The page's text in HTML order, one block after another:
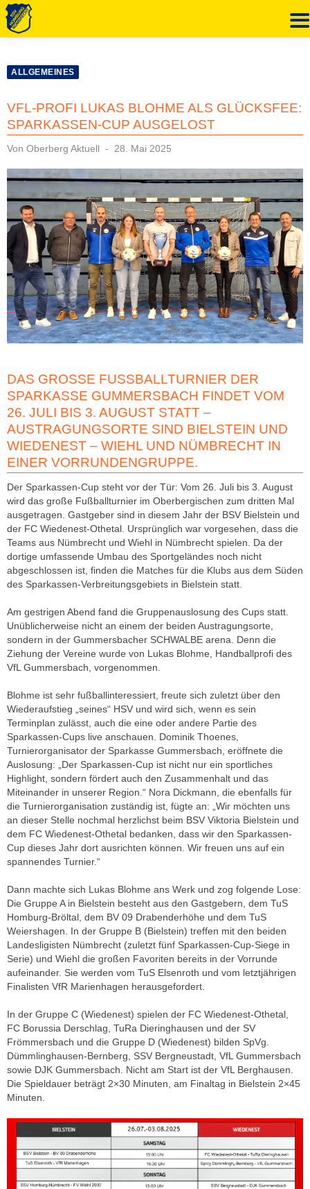
Inhalt
ALLGEMEINES
VFL-PROFI LUKAS BLOHME ALS GLÜCKSFEE:
SPARKASSEN-CUP AUSGELOST
Von Oberberg Aktuell
Veröffentlicht
28. Mai 2025
DAS GROSSE FUSSBALLTURNIER DER SP
ARKASSE GUMMERSBACH FINDET VOM 26
. JULI BIS 3. AUGUST STATT – AU
STRAGUNGSORTE SIND BIELSTEIN UND WI
EDENEST – WIEHL UND NÜMBRECHT IN EI
NER VORRUNDENGRUPPE.
Der Sparkassen-Cup steht vor der Tür: Vom 26. Juli bis 3. August
wird das große Fußballturnier im Oberbergischen zum dritten Mal
ausgetragen. Gastgeber sind in diesem Jahr der BSV Bielstein und
der FC Wiedenest-Othetal. Ursprünglich war vorgesehen, dass die
Teams aus Nümbrecht und Wiehl in Nümbrecht spielen. Da der
dortige umfassende Umbau des Sportgeländes noch nicht
abgeschlossen ist, finden die Matches für die Klubs aus dem Süden
des Sparkassen-Verbreitungsgebiets in Bielstein statt.
Am gestrigen Abend fand die Gruppenauslosung des Cups statt.
Unüblicherweise nicht an einem der beiden Austragungsorte,
sondern in der Gummersbacher SCHWALBE arena. Denn die
Ziehung der Vereine wurde von Lukas Blohme, Handballprofi des
VfL Gummersbach, vorgenommen.
Blohme ist sehr fußballinteressiert, freute sich zuletzt über den
Wiederaufstieg „seines“ HSV und wird sich, wenn es sein
Terminplan zulässt, auch die eine oder andere Partie des
Sparkassen-Cups live anschauen. Dominik Thoenes,
Turnierorganisator der Sparkasse Gummersbach, eröffnete die
Auslosung: „Der Sparkassen-Cup ist nicht nur ein sportliches
Highlight, sondern fördert auch den Zusammenhalt und das
Miteinander in unserer Region.“ Nora Dickmann, die ebenfalls für
die Turnierorganisation zuständig ist, fügte an: „Wir möchten uns
an dieser Stelle nochmal herzlichst beim BSV Viktoria Bielstein und
dem FC Wiedenest-Othetal bedanken, dass wir den Sparkassen-
Cup dieses Jahr dort ausrichten können. Wir freuen uns auf ein
spannendes Turnier.“
Dann machte sich Lukas Blohme ans Werk und zog folgende Lose:
Die Gruppe A in Bielstein besteht aus den Gastgebern, dem TuS
Homburg-Bröltal, dem BV 09 Drabenderhöhe und dem TuS
Weiershagen. In der Gruppe B (Bielstein) treffen mit den beiden
Landesligisten Nümbrecht (zuletzt fünf Sparkassen-Cup-Siege in
Serie) und Wiehl die großen Favoriten bereits in der Vorrunde
aufeinander. Sie werden vom TuS Elsenroth und vom letztjährigen
Finalisten VfR Marienhagen herausgefordert.
In der Gruppe C (Wiedenest) spielen der FC Wiedenest-Othetal,
FC Borussia Derschlag, TuRa Dieringhausen und der SV
Frömmersbach und die Gruppe D (Wiedenest) bilden SpVg.
Dümmlinghausen-Bernberg, SSV Bergneustadt, VfL Gummersbach
sowie DJK Gummersbach. Nicht am Start ist der VfL Berghausen.
Die Spieldauer beträgt 2×30 Minuten, am Finaltag in Bielstein 2×45
Minuten.